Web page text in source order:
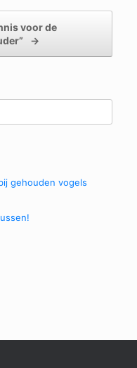
voor de
→
gehouden vogels